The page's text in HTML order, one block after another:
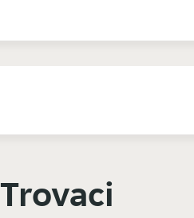
Trovaci